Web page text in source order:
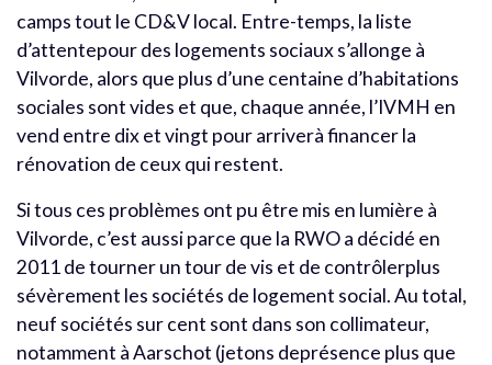
camps tout le CD&V local. Entre-temps, la liste
d’attentepour des logements sociaux s’allonge à
Vilvorde, alors que plus d’une centaine d’habitations
sociales sont vides et que, chaque année, l’IVMH en
vend entre dix et vingt pour arriverà financer la
rénovation de ceux qui restent.
Si tous ces problèmes ont pu être mis en lumière à
Vilvorde, c’est aussi parce que la RWO a décidé en
2011 de tourner un tour de vis et de contrôlerplus
sévèrement les sociétés de logement social. Au total,
neuf sociétés sur cent sont dans son collimateur,
notamment à Aarschot (jetons deprésence plus que